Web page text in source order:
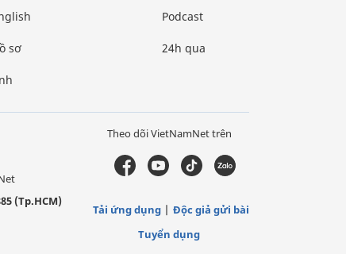
sơ
Podcast
24h qua
(Tp.HCM)
Theo dõi VietNamNet trên
Tải ứng dụng
Độc giả gửi bài
Tuyển dụng